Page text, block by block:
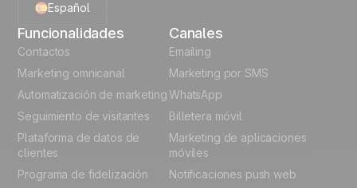
Español
English
French
Polish
German
Funcionalidades
Contactos
Marketing omnicanal
Automatización de marketing
Seguimiento de visitantes
Plataforma de datos de
clientes
Programa de fidelización
Canales
Emailing
Marketing por SMS
WhatsApp
Billetera móvil
Marketing de aplicaciones
móviles
Notificaciones push web